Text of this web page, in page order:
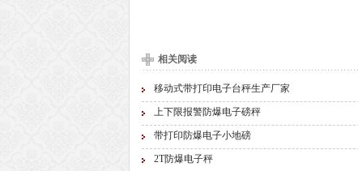
相关阅读
移动式带打印电子台秤生产厂家
上下限报警防爆电子磅秤
带打印防爆电子小地磅
2T防爆电子秤